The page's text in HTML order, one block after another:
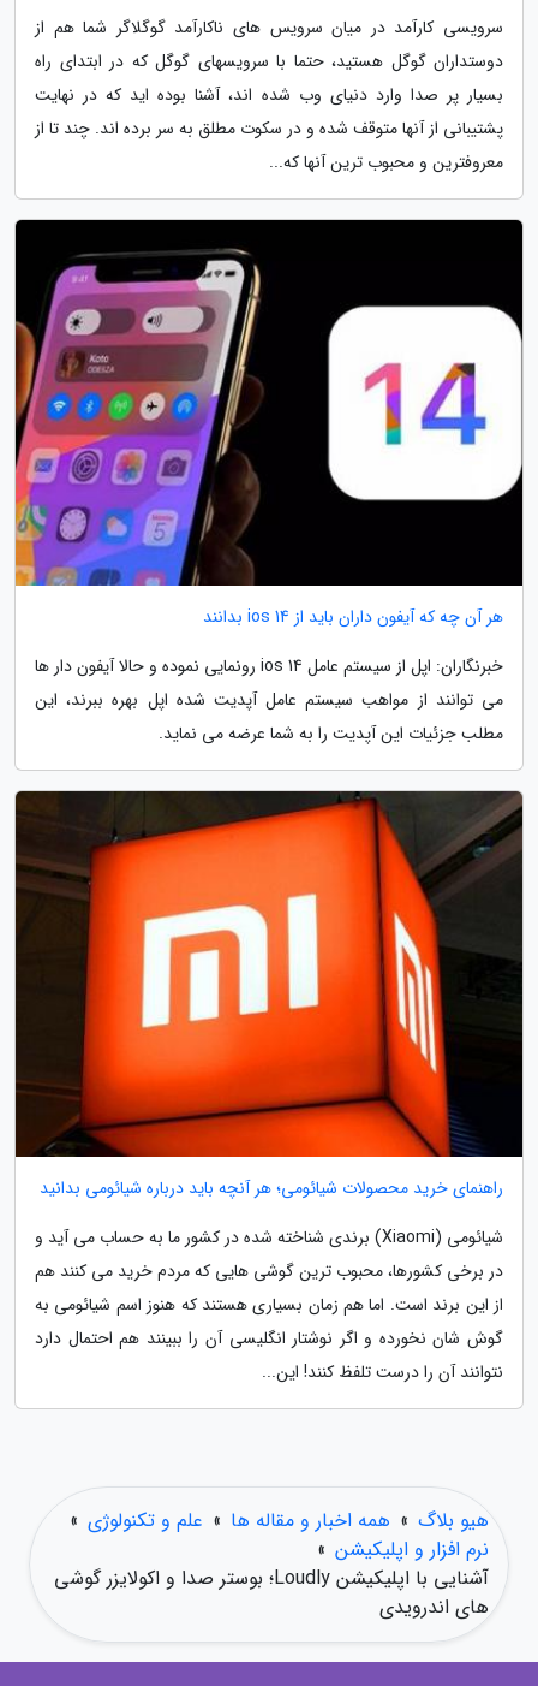
سرویسی کارآمد در میان سرویس های ناکارآمد گوگلاگر شما هم از
دوستداران گوگل هستید، حتما با سرویسهای گوگل که در ابتدای راه
بسیار پر صدا وارد دنیای وب شده اند، آشنا بوده اید که در نهایت
پشتیبانی از آنها متوقف شده و در سکوت مطلق به سر برده اند. چند تا از
معروفترین و محبوب ترین آنها که...
هر آن چه که آیفون داران باید از ios 14 بدانند
خبرنگاران: اپل از سیستم عامل ios 14 رونمایی نموده و حالا آیفون دار ها
می توانند از مواهب سیستم عامل آپدیت شده اپل بهره ببرند، این
مطلب جزئیات این آپدیت را به شما عرضه می نماید.
راهنمای خرید محصولات شیائومی؛ هر آنچه باید درباره شیائومی بدانید
شیائومی (Xiaomi) برندی شناخته شده در کشور ما به حساب می آید و
در برخی کشورها، محبوب ترین گوشی هایی که مردم خرید می کنند هم
از این برند است. اما هم زمان بسیاری هستند که هنوز اسم شیائومی به
گوش شان نخورده و اگر نوشتار انگلیسی آن را ببینند هم احتمال دارد
نتوانند آن را درست تلفظ کنند! این...
هیو بلاگ » همه اخبار و مقاله ها » علم و تکنولوژی »
نرم افزار و اپلیکیشن »
آشنایی با اپلیکیشن Loudly؛ بوستر صدا و اکولایزر گوشی
های اندرویدی